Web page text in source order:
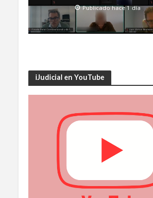
Publicado hace 1 día
iJudicial en YouTube